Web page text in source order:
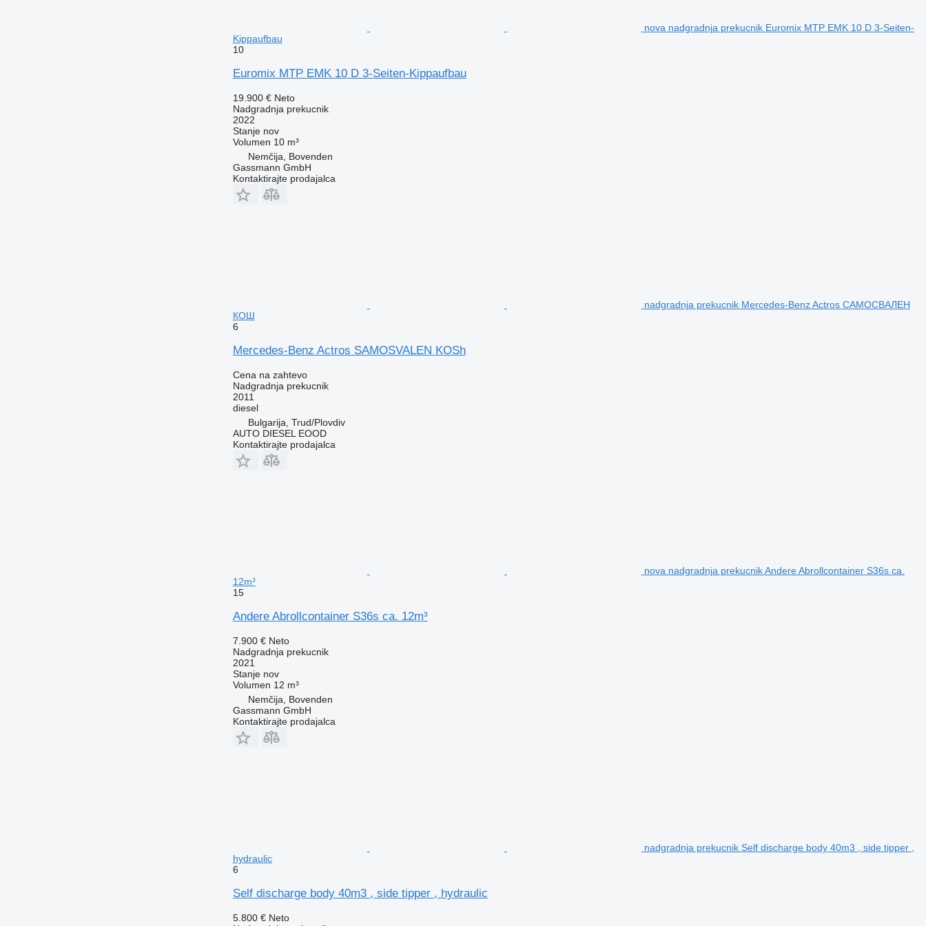
nova nadgradnja prekucnik Euromix MTP EMK 10 D 3-Seiten-
Kippaufbau
10
Euromix MTP EMK 10 D 3-Seiten-Kippaufbau
19.900 € Neto
Nadgradnja prekucnik
2022
Stanjenov
Volumen 10 m³
Nemčija, Bovenden
Gassmann GmbH
Kontaktirajte prodajalca
nadgradnja prekucnik Mercedes-Benz Actros САМОСВАЛЕН
КОШ
6
Mercedes-Benz Actros SAMOSVALEN KOSh
Cena na zahtevo
Nadgradnja prekucnik
2011
diesel
Bulgarija, Trud/Plovdiv
AUTO DIESEL EOOD
Kontaktirajte prodajalca
nova nadgradnja prekucnik Andere Abrollcontainer S36s ca.
12m³
15
Andere Abrollcontainer S36s ca. 12m³
7.900 € Neto
Nadgradnja prekucnik
2021
Stanjenov
Volumen 12 m³
Nemčija, Bovenden
Gassmann GmbH
Kontaktirajte prodajalca
nadgradnja prekucnik Self discharge body 40m3 , side tipper ,
hydraulic
6
Self discharge body 40m3 , side tipper , hydraulic
5.800 € Neto